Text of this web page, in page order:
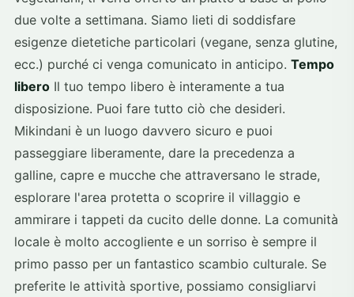
due volte a settimana. Siamo lieti di soddisfare
esigenze dietetiche particolari (vegane, senza glutine,
ecc.) purché ci venga comunicato in anticipo. Tempo
libero Il tuo tempo libero è interamente a tua
disposizione. Puoi fare tutto ciò che desideri.
Mikindani è un luogo davvero sicuro e puoi
passeggiare liberamente, dare la precedenza a
galline, capre e mucche che attraversano le strade,
esplorare l'area protetta o scoprire il villaggio e
ammirare i tappeti da cucito delle donne. La comunità
locale è molto accogliente e un sorriso è sempre il
primo passo per un fantastico scambio culturale. Se
preferite le attività sportive, possiamo consigliarvi